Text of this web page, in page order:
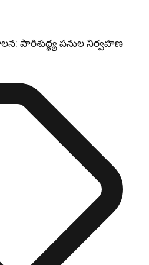
పారిశుద్ధ్య పనుల నిర్వహణ